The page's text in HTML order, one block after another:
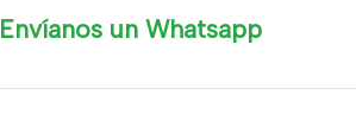
Envíanos un Whatsapp